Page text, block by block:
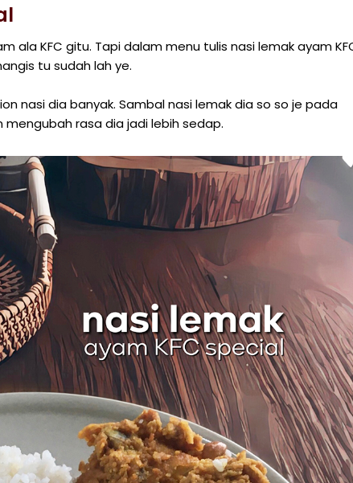
ala KFC gitu. Tapi dalam menu tulis nasi lemak ayam
tu sudah lah ye.
nasi dia banyak. Sambal nasi lemak dia so so je pada
mengubah rasa dia jadi lebih sedap.